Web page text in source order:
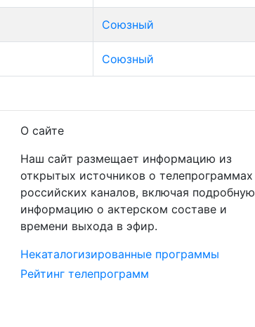
Союзный
Союзный
О сайте
Наш сайт размещает информацию из
открытых источников о телепрограммах
российских каналов, включая подробную
информацию о актерском составе и
времени выхода в эфир.
Некаталогизированные программы
Рейтинг телепрограмм